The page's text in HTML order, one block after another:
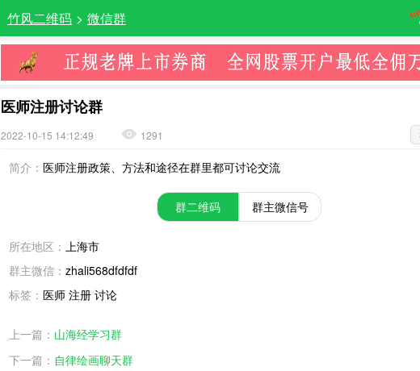
竹风二维码 > 微信群
医师注册讨论群
2022-10-15 14:12:49 1291
简介： 医师注册政策、方法和途径在群里都可讨论交流
群二维码 群主微信号
所在地区： 上海市
群主微信： zhali568dfdfdf
标签： 医师 注册 讨论
上一篇： 山海经学习群
下一篇： 自律绘画聊天群